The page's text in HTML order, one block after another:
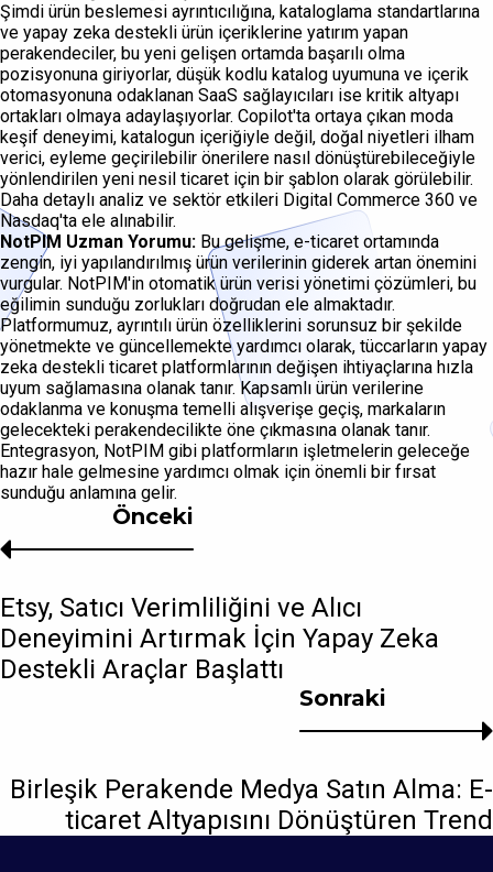
Şimdi ürün beslemesi ayrıntıcılığına, kataloglama standartlarına
ve yapay zeka destekli ürün içeriklerine yatırım yapan
perakendeciler, bu yeni gelişen ortamda başarılı olma
pozisyonuna giriyorlar, düşük kodlu katalog uyumuna ve içerik
otomasyonuna odaklanan SaaS sağlayıcıları ise kritik altyapı
ortakları olmaya adaylaşıyorlar. Copilot'ta ortaya çıkan moda
keşif deneyimi, katalogun içeriğiyle değil, doğal niyetleri ilham
verici, eyleme geçirilebilir önerilere nasıl dönüştürebileceğiyle
yönlendirilen yeni nesil ticaret için bir şablon olarak görülebilir.
Daha detaylı analiz ve sektör etkileri Digital Commerce 360 ve
Nasdaq'ta ele alınabilir.
NotPIM Uzman Yorumu: Bu gelişme, e-ticaret ortamında
zengin, iyi yapılandırılmış ürün verilerinin giderek artan önemini
vurgular. NotPIM'in otomatik ürün verisi yönetimi çözümleri, bu
eğilimin sunduğu zorlukları doğrudan ele almaktadır.
Platformumuz, ayrıntılı ürün özelliklerini sorunsuz bir şekilde
yönetmekte ve güncellemekte yardımcı olarak, tüccarların yapay
zeka destekli ticaret platformlarının değişen ihtiyaçlarına hızla
uyum sağlamasına olanak tanır. Kapsamlı ürün verilerine
odaklanma ve konuşma temelli alışverişe geçiş, markaların
gelecekteki perakendecilikte öne çıkmasına olanak tanır.
Entegrasyon, NotPIM gibi platformların işletmelerin geleceğe
hazır hale gelmesine yardımcı olmak için önemli bir fırsat
sunduğu anlamına gelir.
Sonraki
Birleşik Perakende Medya Satın Alma: E-
ticaret Altyapısını Dönüştüren Trend
Önceki
Etsy, Satıcı Verimliliğini ve Alıcı
Deneyimini Artırmak İçin Yapay Zeka
Destekli Araçlar Başlattı